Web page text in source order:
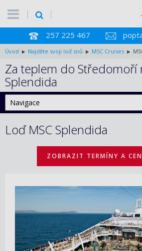
257 225 467
Úvod Najděte svoji loď snů MSC Cruises
Za teplem do Středomoří
Splendida
Loď MSC Splendida
ZOBRAZIT TERMÍNY A